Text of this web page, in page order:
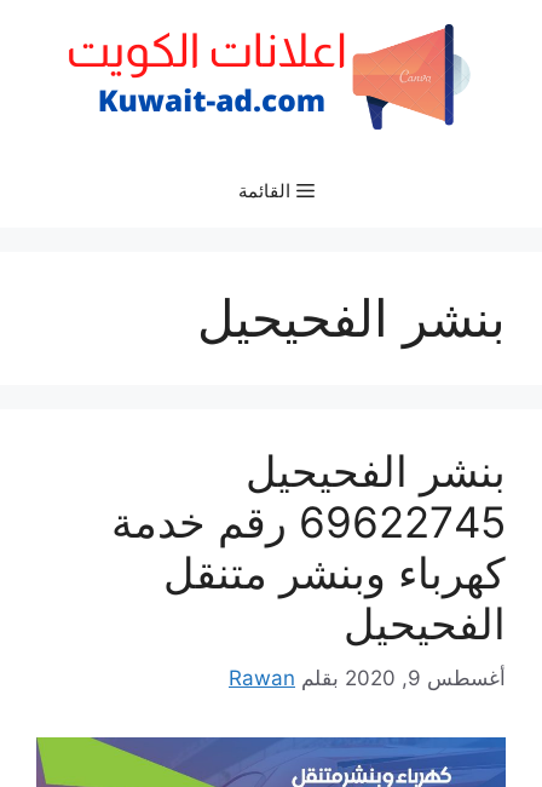
القائمة
بنشر الفحيحيل
بنشر الفحيحيل
69622745 رقم خدمة
كهرباء وبنشر متنقل
الفحيحيل
أغسطس 9, 2020 بقلم Rawan